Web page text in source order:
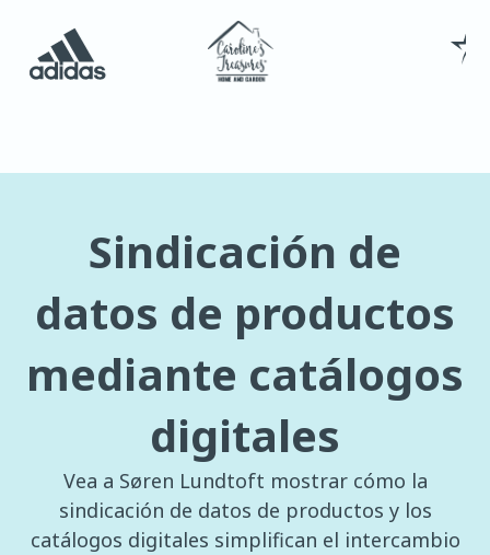
Sindicación de
datos de productos
mediante catálogos
digitales
Vea a Søren Lundtoft mostrar cómo la
sindicación de datos de productos y los
catálogos digitales simplifican el intercambio